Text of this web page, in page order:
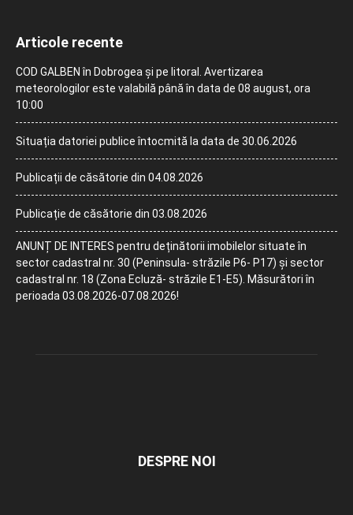
Articole recente
COD GALBEN în Dobrogea și pe litoral. Avertizarea
meteorologilor este valabilă până în data de 08 august, ora
10:00
Situația datoriei publice întocmită la data de 30.06.2026
Publicații de căsătorie din 04.08.2026
Publicație de căsătorie din 03.08.2026
ANUNȚ DE INTERES pentru deținătorii imobilelor situate în
sector cadastral nr. 30 (Peninsula- străzile P6- P17) și sector
cadastral nr. 18 (Zona Ecluză- străzile E1-E5). Măsurători în
perioada 03.08.2026-07.08.2026!
DESPRE NOI